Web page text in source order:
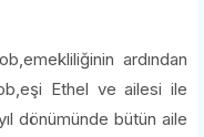
ardından
Ethel ve ailesi ile
dönümünde bütün aile